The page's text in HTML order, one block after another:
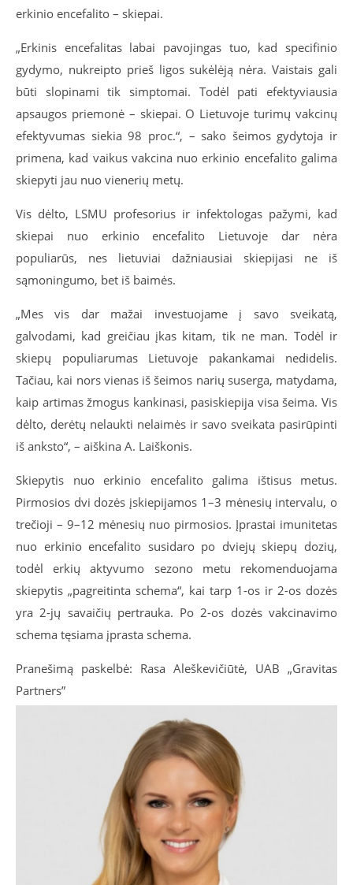
erkinio encefalito – skiepai.
„Erkinis encefalitas labai pavojingas tuo, kad specifinio
gydymo, nukreipto prieš ligos sukėlėją nėra. Vaistais gali
būti slopinami tik simptomai. Todėl pati efektyviausia
apsaugos priemonė – skiepai. O Lietuvoje turimų vakcinų
efektyvumas siekia 98 proc.“, – sako šeimos gydytoja ir
primena, kad vaikus vakcina nuo erkinio encefalito galima
skiepyti jau nuo vienerių metų.
Vis dėlto, LSMU profesorius ir infektologas pažymi, kad
skiepai nuo erkinio encefalito Lietuvoje dar nėra
populiarūs, nes lietuviai dažniausiai skiepijasi ne iš
sąmoningumo, bet iš baimės.
„Mes vis dar mažai investuojame į savo sveikatą,
galvodami, kad greičiau įkas kitam, tik ne man. Todėl ir
skiepų populiarumas Lietuvoje pakankamai nedidelis.
Tačiau, kai nors vienas iš šeimos narių suserga, matydama,
kaip artimas žmogus kankinasi, pasiskiepija visa šeima. Vis
dėlto, derėtų nelaukti nelaimės ir savo sveikata pasirūpinti
iš anksto“, – aiškina A. Laiškonis.
Skiepytis nuo erkinio encefalito galima ištisus metus.
Pirmosios dvi dozės įskiepijamos 1–3 mėnesių intervalu, o
trečioji – 9–12 mėnesių nuo pirmosios. Įprastai imunitetas
nuo erkinio encefalito susidaro po dviejų skiepų dozių,
todėl erkių aktyvumo sezono metu rekomenduojama
skiepytis „pagreitinta schema“, kai tarp 1-os ir 2-os dozės
yra 2-jų savaičių pertrauka. Po 2-os dozės vakcinavimo
schema tęsiama įprasta schema.
Pranešimą paskelbė: Rasa Aleškevičiūtė, UAB „Gravitas
Partners”